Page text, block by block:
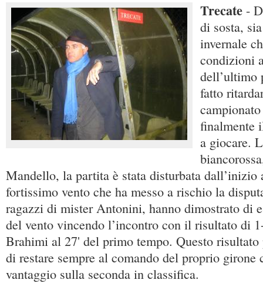
Trecate -
di sosta,
invernale
condizioni
dell’ultimo
fatto
finalmente
a giocare.
Mandello, la partita è stata disturbata dall’inizio
fortissimo vento che ha messo a rischio la
ragazzi di mister Antonini, hanno dimostrato di
del vento vincendo l’incontro con il risultato di
Brahimi al 27' del primo tempo. Questo risultato
di restare sempre al comando del proprio girone
vantaggio sulla seconda in classifica.